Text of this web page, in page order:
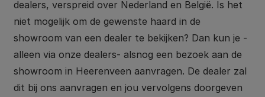
dealers, verspreid over Nederland en België. Is het
niet mogelijk om de gewenste haard in de
showroom van een dealer te bekijken? Dan kun je -
alleen via onze dealers- alsnog een bezoek aan de
showroom in Heerenveen aanvragen. De dealer zal
dit bij ons aanvragen en jou vervolgens doorgeven